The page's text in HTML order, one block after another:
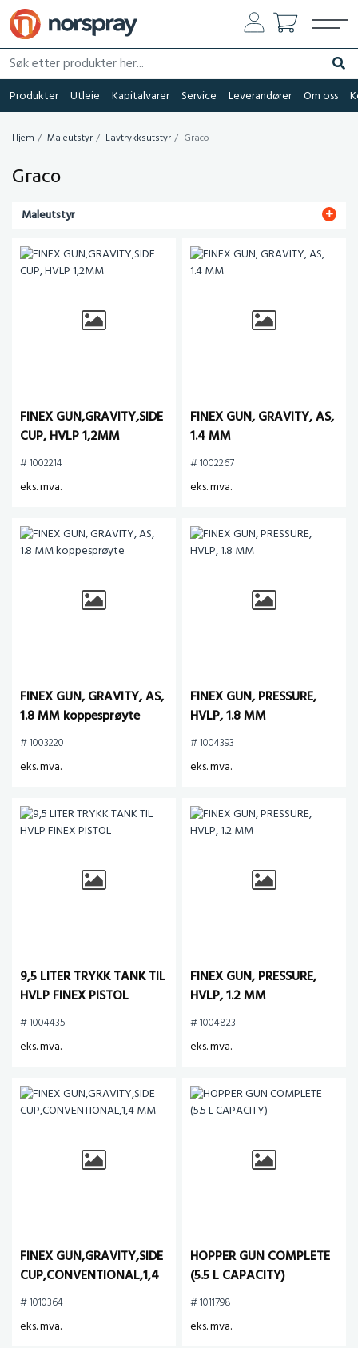
Søk etter produkter her...
Søk
Produkter Utleie Kapitalvarer Service Leverandører Om oss
Hjem Maleutstyr Lavtrykksutstyr Graco
Graco
Maleutstyr
FINEX GUN,GRAVITY,SIDE
CUP, HVLP 1,2MM
# 1002214
eks. mva.
FINEX GUN, GRAVITY, AS,
1.4 MM
# 1002267
eks. mva.
FINEX GUN, GRAVITY, AS,
1.8 MM koppesprøyte
# 1003220
eks. mva.
FINEX GUN, PRESSURE,
HVLP, 1.8 MM
# 1004393
eks. mva.
9,5 LITER TRYKK TANK TIL
HVLP FINEX PISTOL
# 1004435
eks. mva.
FINEX GUN, PRESSURE,
HVLP, 1.2 MM
# 1004823
eks. mva.
FINEX GUN,GRAVITY,SIDE
CUP,CONVENTIONAL,1,4
MM
# 1010364
eks. mva.
HOPPER GUN COMPLETE
(5.5 L CAPACITY)
# 1011798
eks. mva.